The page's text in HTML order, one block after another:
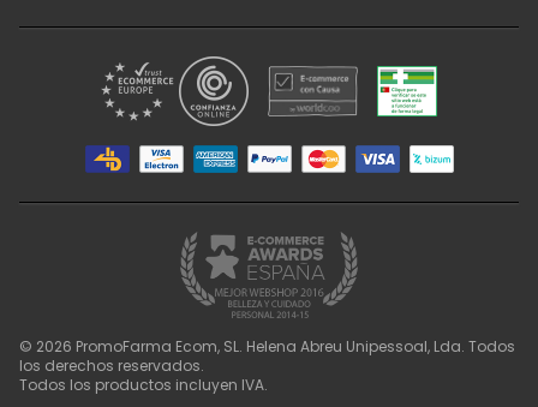
© 2026 PromoFarma Ecom, SL. Helena Abreu Unipessoal, Lda. Todos
los derechos reservados.
Todos los productos incluyen IVA.